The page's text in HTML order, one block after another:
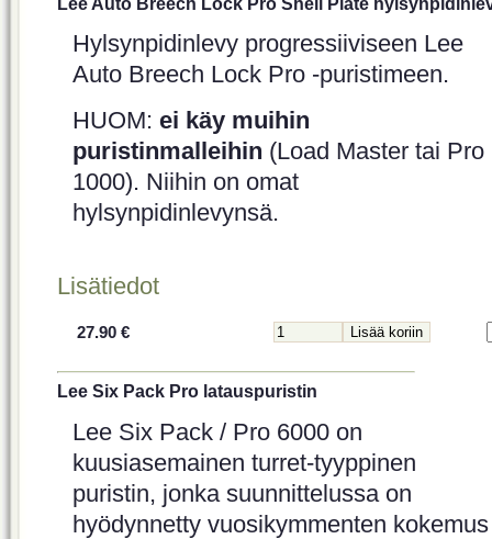
Hylsynpidinlevy progressiiviseen Lee
Auto Breech Lock Pro -puristimeen.
HUOM: ei käy muihin
puristinmalleihin (Load Master tai Pro
1000). Niihin on omat
hylsynpidinlevynsä.
Lisätiedot
27.90 €
Lee Six Pack Pro latauspuristin
Lee Six Pack / Pro 6000 on
kuusiasemainen turret-tyyppinen
puristin, jonka suunnittelussa on
hyödynnetty vuosikymmenten kokemus